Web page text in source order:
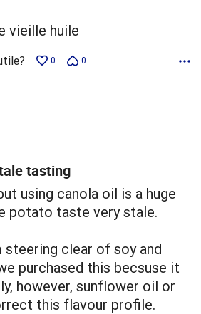
vieille huile
0 0
tasting
using canola oil is a huge
potato taste very stale.
steering clear of soy and
purchased this becsuse it
however, sunflower oil or
this flavour profile.